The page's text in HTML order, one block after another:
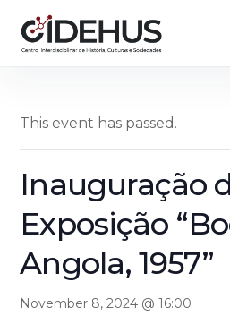
content
This event has passed.
Inauguração
Exposição
Angola, 1957”
November 8, 2024 @ 16:00